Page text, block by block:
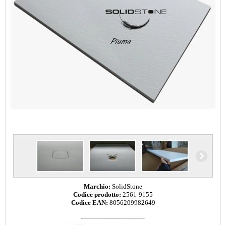
Marchio: SolidStone
Codice prodotto: 2561-9155
Codice EAN: 8056209982649